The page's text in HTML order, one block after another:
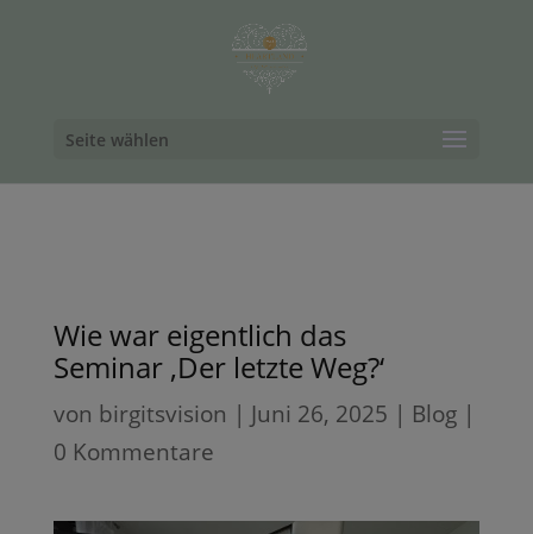
Seite wählen
Wie war eigentlich das
Seminar ‚Der letzte Weg?‘
von birgitsvision | Juni 26, 2025 | Blog|
0 Kommentare